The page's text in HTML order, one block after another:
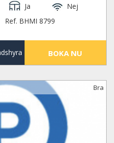
Ja
Nej
Ref. BHMI 8799
BOKA NU
Bra